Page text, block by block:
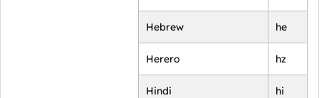
Hebrew he
Herero hz
Hindi hi